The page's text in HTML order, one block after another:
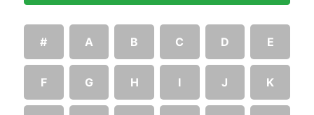
# A B C D E
F G H I J K